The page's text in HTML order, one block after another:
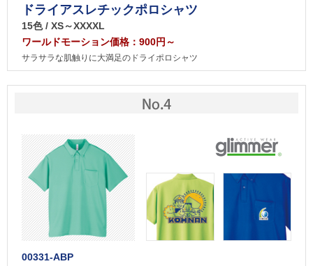
ドライアスレチックポロシャツ
15色 / XS～XXXXL
ワールドモーション価格：900円～
サラサラな肌触りに大満足のドライポロシャツ
00331-ABP